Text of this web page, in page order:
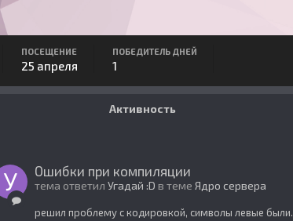
ПОСЕЩЕНИЕ
25 апреля
ПОБЕДИТЕЛЬ ДНЕЙ
1
Активность
Ошибки при компиляции
тема ответил Угадай :D в теме Ядро сервера
решил проблему с кодировкой, символы левые были.